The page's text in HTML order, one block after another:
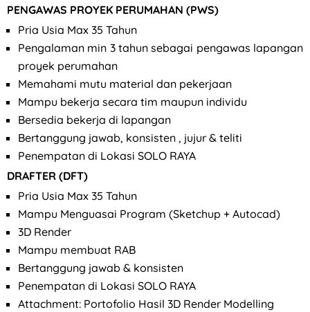
PENGAWAS PROYEK PERUMAHAN (PWS)
Pria Usia Max 35 Tahun
⁠Pengalaman min 3 tahun sebagai pengawas lapangan
proyek perumahan
⁠Memahami mutu material dan pekerjaan
⁠Mampu bekerja secara tim maupun individu
⁠Bersedia bekerja di lapangan
Bertanggung jawab, konsisten , jujur & teliti
Penempatan di Lokasi SOLO RAYA
DRAFTER (DFT)
Pria Usia Max 35 Tahun
Mampu Menguasai Program (Sketchup + Autocad)
3D Render
Mampu membuat RAB
Bertanggung jawab & konsisten
Penempatan di Lokasi SOLO RAYA
Attachment: Portofolio Hasil 3D Render Modelling